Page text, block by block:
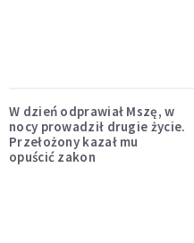
W dzień odprawiał Mszę, w
nocy prowadził drugie życie.
Przełożony kazał mu
opuścić zakon